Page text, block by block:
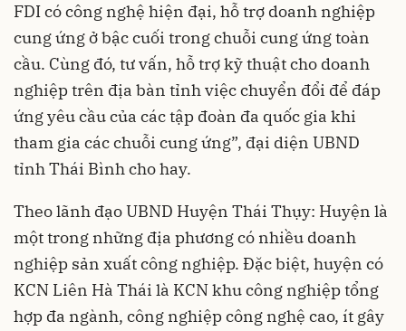
FDI có công nghệ hiện đại, hỗ trợ doanh nghiệp
cung ứng ở bậc cuối trong chuỗi cung ứng toàn
cầu. Cùng đó, tư vấn, hỗ trợ kỹ thuật cho doanh
nghiệp trên địa bàn tỉnh việc chuyển đổi để đáp
ứng yêu cầu của các tập đoàn đa quốc gia khi
tham gia các chuỗi cung ứng”, đại diện UBND
tỉnh Thái Bình cho hay.
Theo lãnh đạo UBND Huyện Thái Thụy: Huyện là
một trong những địa phương có nhiều doanh
nghiệp sản xuất công nghiệp. Đặc biệt, huyện có
KCN Liên Hà Thái là KCN khu công nghiệp tổng
hợp đa ngành, công nghiệp công nghệ cao, ít gây